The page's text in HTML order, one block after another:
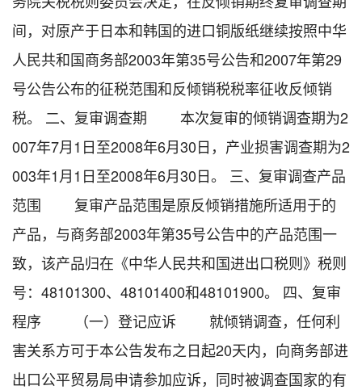
间，对原产于日本和韩国的进口铜版纸继续按照中华
人民共和国商务部2003年第35号公告和2007年第29
号公告公布的征税范围和反倾销税税率征收反倾销
税。 二、复审调查期 本次复审的倾销调查期为2
007年7月1日至2008年6月30日，产业损害调查期为2
003年1月1日至2008年6月30日。 三、复审调查产品
范围 复审产品范围是原反倾销措施所适用于的
产品，与商务部2003年第35号公告中的产品范围一
致，该产品归在《中华人民共和国进出口税则》税则
号：48101300、48101400和48101900。 四、复审
程序 （一）登记应诉 就倾销调查，任何利
害关系方可于本公告发布之日起20天内，向商务部进
出口公平贸易局申请参加应诉，同时被调查国家的有